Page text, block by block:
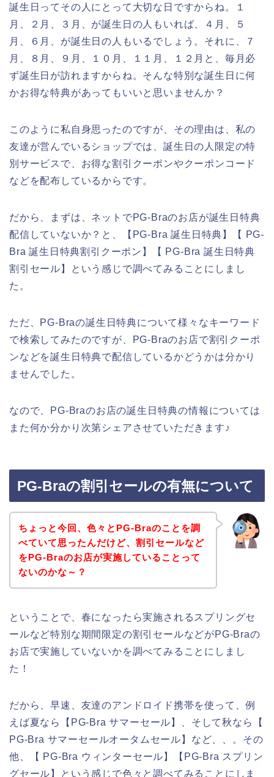
誕生日ってその人にとって大切な日ですからね。１
月、２月、３月、が誕生日の人もいれば、４月、５
月、６月、が誕生日の人もいるでしょう。それに、７
月、８月、９月、１０月、１１月、１２月と、毎月必
ず誕生日が訪れますからね。そんな特別な誕生日に何
かお得な特典があってもいいと思いませんか？
このように私自身思ったのですが、その理由は、私の
友達が営んでいるショップでは、誕生日の人限定の特
別サービスで、お得な割引クーポンやクーポンコード
などを配布しているからです。
だから、まずは、ネットでPG-Braのお店が誕生日特典
配信していないか？と、【PG-Bra 誕生日特典】【 PG-
Bra 誕生日特典割引クーポン】【 PG-Bra 誕生日特典
割引セール】という感じで調べてみることにしまし
た。
ただ、PG-Braの誕生日特典について様々なキーワード
で検索してみたのですが、PG-Braのお店で割引クーポ
ンなどを誕生日特典で配信しているかどうかは分かり
ませんでした。
なので、PG-Braのお店の誕生日特典の情報については
また何か分かり次第シェアさせていただきます♪
PG-Braの割引セールの有無について
ちょっと今回、色々とPG-Braのことを調
べていて思ったんだけど、割引セールなど
をPG-Braのお店が実施していることって
ないのかな～？
ということで、春になったら実施されるスプリングセ
ールなど特別な期間限定の割引セールなどがPG-Braの
お店で実施していないかを調べてみることにしまし
た！
だから、早速、友達のアンドロイド携帯を使って、例
えば夏なら【PG-Bra サマーセール】、そして秋なら【
PG-Bra サマーセールオータムセール】など、、。その
他、【 PG-Bra ウィンターセール】【PG-Bra スプリン
グセール】という感じで色々と調べてみることにしま